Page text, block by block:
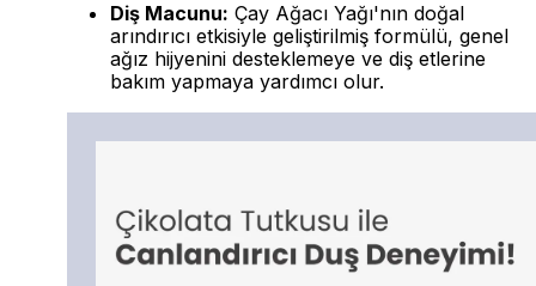
Diş Macunu: Çay Ağacı Yağı'nın doğal
arındırıcı etkisiyle geliştirilmiş formülü, genel
ağız hijyenini desteklemeye ve diş etlerine
bakım yapmaya yardımcı olur.